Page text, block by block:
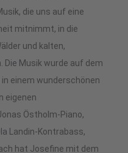
die uns auf eine
mitnimmt, in die
und kalten,
Die Musik wurde auf dem
in einem wunderschönen
eigenen
Östholm-Piano,
Landin-Kontrabass,
hat Joseﬁne mit dem